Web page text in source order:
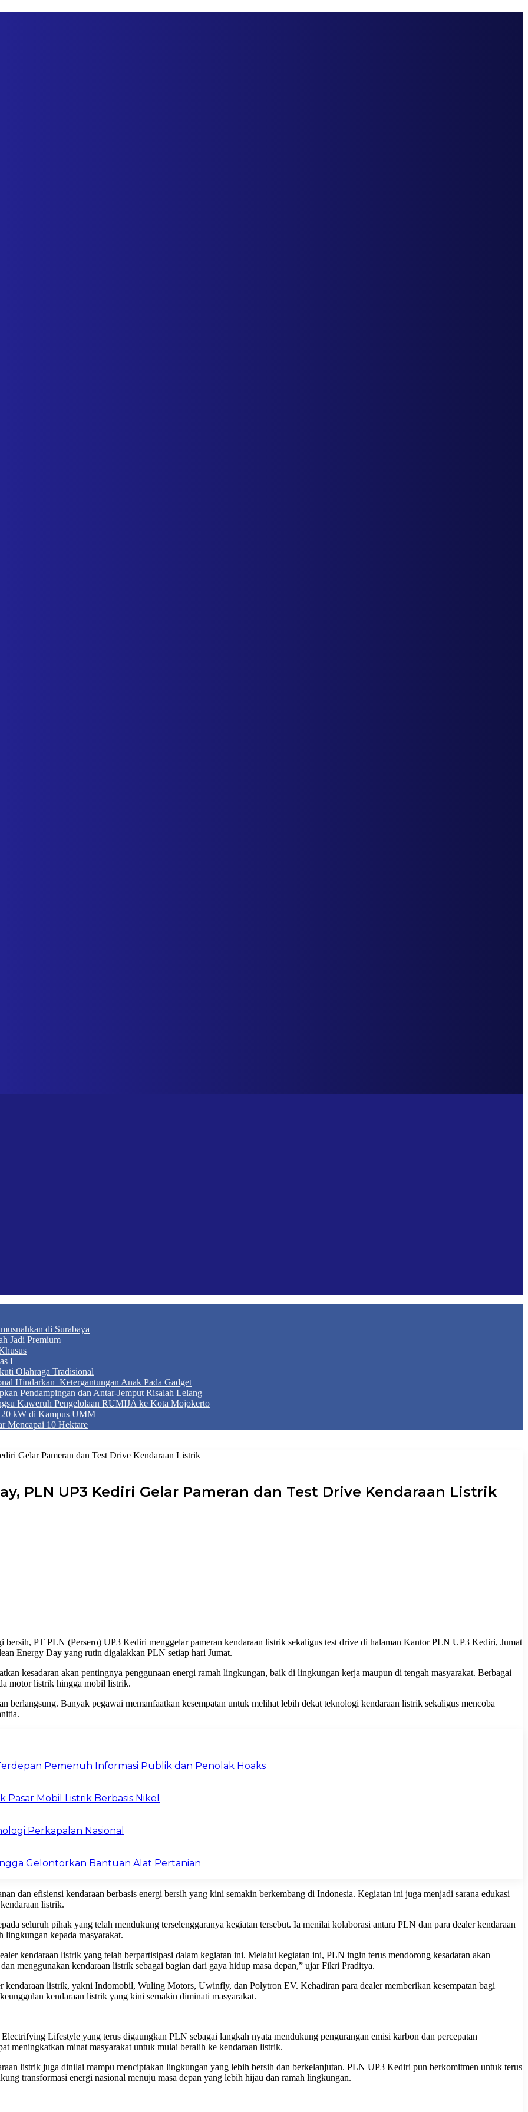
di Surabaya
Jadi Premium
I
Olahraga Tradisional
Hindarkan Ketergantungan Anak Pada Gadget
Pendampingan dan Antar-Jemput Risalah Lelang
Kaweruh Pengelolaan RUMIJA ke Kota Mojokerto
kW di Kampus UMM
Mencapai 10 Hektare
Gelar Pameran dan Test Drive Kendaraan Listrik
PLN UP3 Kediri Gelar Pameran dan Test Drive Kendaraan Listrik
PT PLN (Persero) UP3 Kediri menggelar pameran kendaraan listrik sekaligus test drive di halaman Kantor PLN UP3 Kediri, Jumat
Energy Day yang rutin digalakkan PLN setiap hari Jumat.
kesadaran akan pentingnya penggunaan energi ramah lingkungan, baik di lingkungan kerja maupun di tengah masyarakat. Berbagai
motor listrik hingga mobil listrik.
Banyak pegawai memanfaatkan kesempatan untuk melihat lebih dekat teknologi kendaraan listrik sekaligus mencoba
Pemenuh Informasi Publik dan Penolak Hoaks
Mobil Listrik Berbasis Nikel
Perkapalan Nasional
Gelontorkan Bantuan Alat Pertanian
dan efisiensi kendaraan berbasis energi bersih yang kini semakin berkembang di Indonesia. Kegiatan ini juga menjadi sarana edukasi
listrik.
seluruh pihak yang telah mendukung terselenggaranya kegiatan tersebut. Ia menilai kolaborasi antara PLN dan para dealer kendaraan
kepada masyarakat.
kendaraan listrik yang telah berpartisipasi dalam kegiatan ini. Melalui kegiatan ini, PLN ingin terus mendorong kesadaran akan
menggunakan kendaraan listrik sebagai bagian dari gaya hidup masa depan,” ujar Fikri Praditya.
listrik, yakni Indomobil, Wuling Motors, Uwinfly, dan Polytron EV. Kehadiran para dealer memberikan kesempatan bagi
kendaraan listrik yang kini semakin diminati masyarakat.
Lifestyle yang terus digaungkan PLN sebagai langkah nyata mendukung pengurangan emisi karbon dan percepatan
meningkatkan minat masyarakat untuk mulai beralih ke kendaraan listrik.
listrik juga dinilai mampu menciptakan lingkungan yang lebih bersih dan berkelanjutan. PLN UP3 Kediri pun berkomitmen untuk terus
transformasi energi nasional menuju masa depan yang lebih hijau dan ramah lingkungan.